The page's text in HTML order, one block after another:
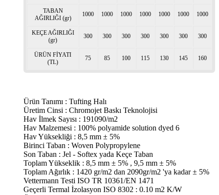
TABAN
AĞIRLIĞI (gr)
1000 1000 1000 1000 1000 1000 1000
KEÇE AĞIRLIĞI
(gr)
300 300 300 300 300 300 300
ÜRÜN FİYATI
(TL)
75 85 100 115 130 145 160
Ürün Tanımı : Tufting Halı
Üretim Cinsi : Chromojet Baskı Teknolojisi
Hav İlmek Sayısı : 191090/m2
Hav Malzemesi : 100% polyamide solution dyed 6
Hav Yüksekliği : 8,5 mm ± 5%
Birinci Taban : Woven Polypropylene
Son Taban : Jel - Softex yada Keçe Taban
Toplam Yükseklik : 8,5 mm ± 5% , 9,5 mm ± 5%
Toplam Ağırlık : 1420 gr/m2 dan 2090gr/m2 'ya kadar ± 5%
Vettermann Testi ISO TR 10361/EN 1471
Geçerli Termal İzolasyon ISO 8302 : 0.10 m2 K/W